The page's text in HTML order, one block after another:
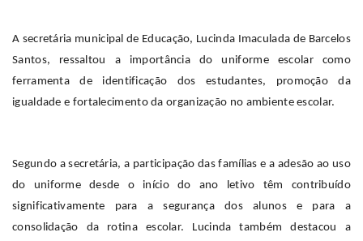
A secretária municipal de Educação, Lucinda Imaculada de Barcelos
Santos, ressaltou a importância do uniforme escolar como
ferramenta de identificação dos estudantes, promoção da
igualdade e fortalecimento da organização no ambiente escolar.
Segundo a secretária, a participação das famílias e a adesão ao uso
do uniforme desde o início do ano letivo têm contribuído
significativamente para a segurança dos alunos e para a
consolidação da rotina escolar. Lucinda também destacou a